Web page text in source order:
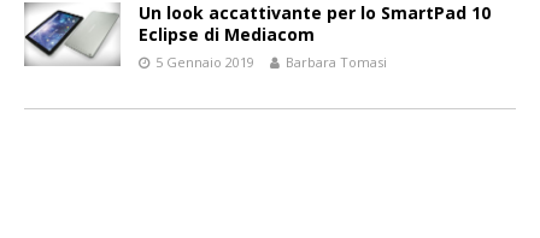
Un look accattivante per lo SmartPad 10
Eclipse di Mediacom
5 Gennaio 2019 Barbara Tomasi